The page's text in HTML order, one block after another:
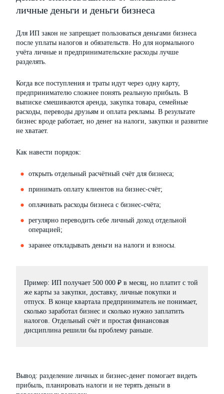
личные деньги и деньги бизнеса
Для ИП закон не запрещает пользоваться деньгами бизнеса
после уплаты налогов и обязательств. Но для нормального
учёта личные и предпринимательские расходы лучше
разделять.
Когда все поступления и траты идут через одну карту,
предпринимателю сложнее понять реальную прибыль. В
выписке смешиваются аренда, закупка товара, семейные
расходы, переводы друзьям и оплата рекламы. В результате
бизнес вроде работает, но денег на налоги, закупки и развитие
не хватает.
Как навести порядок:
открыть отдельный расчётный счёт для бизнеса;
принимать оплату клиентов на бизнес-счёт;
оплачивать расходы бизнеса с бизнес-счёта;
регулярно переводить себе личный доход отдельной
операцией;
заранее откладывать деньги на налоги и взносы.
Пример: ИП получает 500 000 ₽ в месяц, но платит с той
же карты за закупки, доставку, личные покупки и
отпуск. В конце квартала предприниматель не понимает,
сколько заработал бизнес и сколько нужно заплатить
налогов. Отдельный счёт и простая финансовая
дисциплина решили бы проблему раньше.
Вывод: разделение личных и бизнес-денег помогает видеть
прибыль, планировать налоги и не терять деньги в